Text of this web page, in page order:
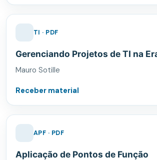
TI · PDF
Gerenciando Projetos de TI na
Mauro Sotille
Receber material
APF · PDF
Aplicação de Pontos de Função